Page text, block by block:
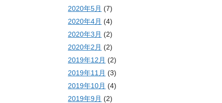
2020年5月 (7)
2020年4月 (4)
2020年3月 (2)
2020年2月 (2)
2019年12月 (2)
2019年11月 (3)
2019年10月 (4)
2019年9月 (2)